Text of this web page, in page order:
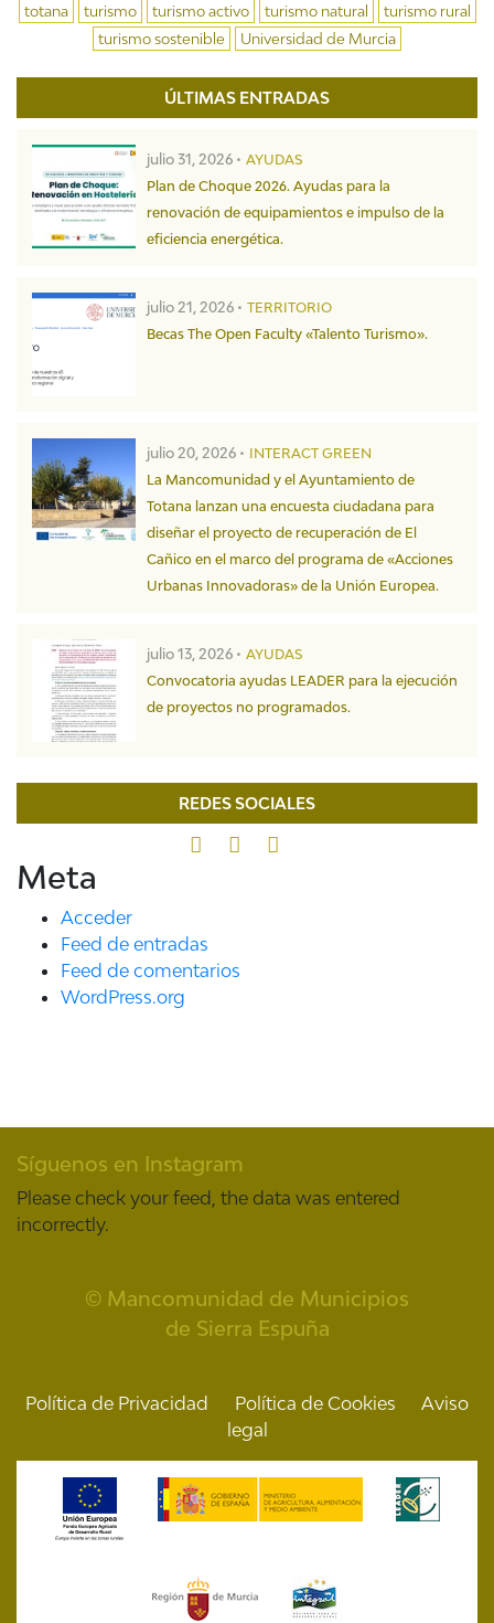
totana
turismo turismo activo turismo natural
turismo rural
turismo sostenible
Universidad de Murcia
ÚLTIMAS ENTRADAS
julio 31, 2026 • AYUDAS
Plan de Choque 2026. Ayudas para la
renovación de equipamientos e impulso de la
eficiencia energética.
julio 21, 2026 • TERRITORIO
Becas The Open Faculty «Talento Turismo».
julio 20, 2026 • INTERACT GREEN
La Mancomunidad y el Ayuntamiento de
Totana lanzan una encuesta ciudadana para
diseñar el proyecto de recuperación de El
Cañico en el marco del programa de «Acciones
Urbanas Innovadoras» de la Unión Europea.
julio 13, 2026 • AYUDAS
Convocatoria ayudas LEADER para la ejecución
de proyectos no programados.
REDES SOCIALES
Meta
Acceder
Feed de entradas
Feed de comentarios
WordPress.org
Síguenos en Instagram
Please check your feed, the data was entered
incorrectly.
© Mancomunidad de Municipios
de Sierra Espuña
Política de Privacidad Política de Cookies
Aviso
legal